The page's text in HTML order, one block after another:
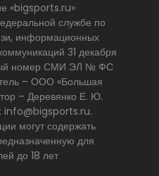
«bigsports.ru»
службе по
информационных
31 декабря
номер СМИ ЭЛ № ФС
– ООО «Большая
– Деревянко Е. Ю.
info@bigsports.ru.
могут содержать
для
до 18 лет